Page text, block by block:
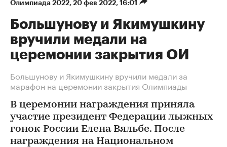
Олимпиада 2022⁠, 20 фев 2022, 16:01
Большунову и Якимушкину
вручили медали на
церемонии закрытия ОИ
Большунову и Якимушкину вручили медали за
марафон на церемонии закрытия Олимпиады
В церемонии награждения приняла
участие президент Федерации лыжных
гонок России Елена Вяльбе. После
награждения на Национальном